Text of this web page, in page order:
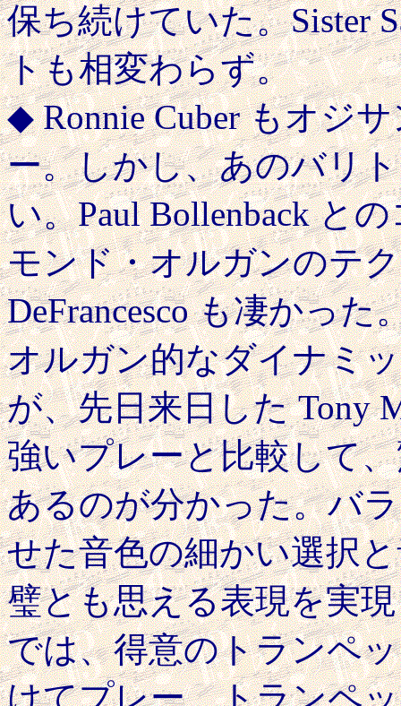
保ち続けていた。Sister
トも相変わらず。
◆ Ronnie Cuber もオジ
ー。しかし、あのバリ
い。Paul Bollenback と
モンド・オルガンのテ
DeFrancesco も凄かった
オルガン的なダイナミ
が、先日来日した Tony
強いプレーと比較して
あるのが分かった。バ
せた音色の細かい選択
璧とも思える表現を実
では、得意のトランペ
けてプレー。トランペ